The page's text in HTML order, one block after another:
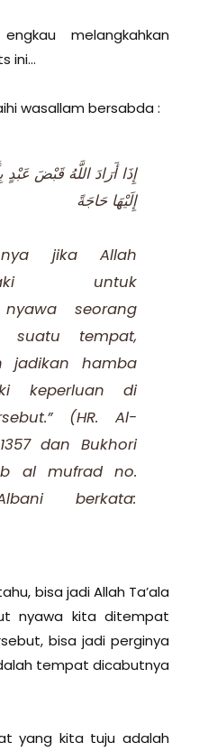
melangkahkan
ini…
wasallam bersabda :
إِذَا أَرَادَ اللَّهُ قَبْضَ
إِلَيْهَا حَاجَةً
jika Allah
untuk
seorang
tempat,
jadikan hamba
keperluan di
(HR. Al-
dan Bukhori
al mufrad no.
berkata:
bisa jadi Allah Ta’ala
nyawa kita ditempat
bisa jadi perginya
tempat dicabutnya
yang kita tuju adalah